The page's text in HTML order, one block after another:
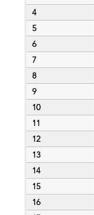
4
5
6
7
8
9
10
11
12
13
14
15
16